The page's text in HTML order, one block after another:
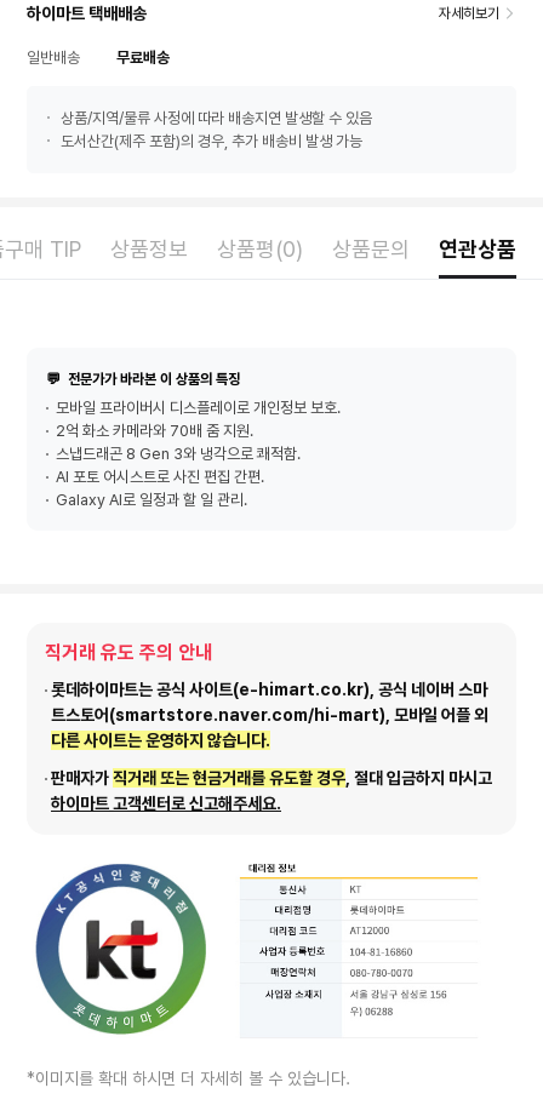
하이마트 택배배송 자세히보기
일반배송 무료배송
상품/지역/물류 사정에 따라 배송지연 발생할 수 있음
도서산간(제주 포함)의 경우, 추가 배송비 발생 가능
구매 TIP 상품정보 상품평(0) 상품문의 연관상품
💬 전문가가 바라본 이 상품의 특징
모바일 프라이버시 디스플레이로 개인정보 보호.
2억 화소 카메라와 70배 줌 지원.
스냅드래곤 8 Gen 3와 냉각으로 쾌적함.
AI 포토 어시스트로 사진 편집 간편.
Galaxy AI로 일정과 할 일 관리.
직거래 유도 주의 안내
롯데하이마트는 공식 사이트(e-himart.co.kr), 공식 네이버 스마
트스토어(smartstore.naver.com/hi-mart), 모바일 어플 외
다른 사이트는 운영하지 않습니다.
판매자가직거래 또는 현금거래를 유도할 경우, 절대 입금하지 마시고
하이마트 고객센터로 신고해주세요.
*이미지를 확대 하시면 더 자세히 볼 수 있습니다.